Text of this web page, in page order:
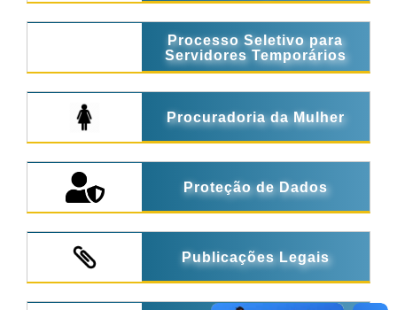
Processo Seletivo para
Servidores Temporários
Procuradoria da Mulher
Proteção de Dados
Publicações Legais